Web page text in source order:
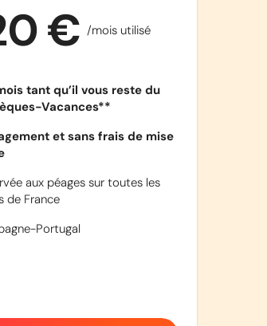
€ /mois utilisé
tant qu’il vous reste du
Vacances**
et sans frais de mise
aux péages sur toutes les
de France
Portugal